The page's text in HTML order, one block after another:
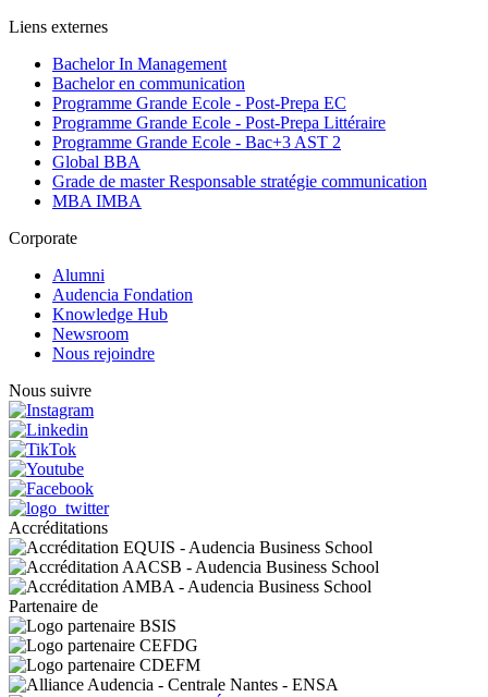
Liens externes
Bachelor In Management
Bachelor en communication
Programme Grande Ecole - Post-Prepa EC
Programme Grande Ecole - Post-Prepa Littéraire
Programme Grande Ecole - Bac+3 AST 2
Global BBA
Grade de master Responsable stratégie communication
MBA IMBA
Corporate
Alumni
Audencia Fondation
Knowledge Hub
Newsroom
Nous rejoindre
Nous suivre
Accréditations
Partenaire de